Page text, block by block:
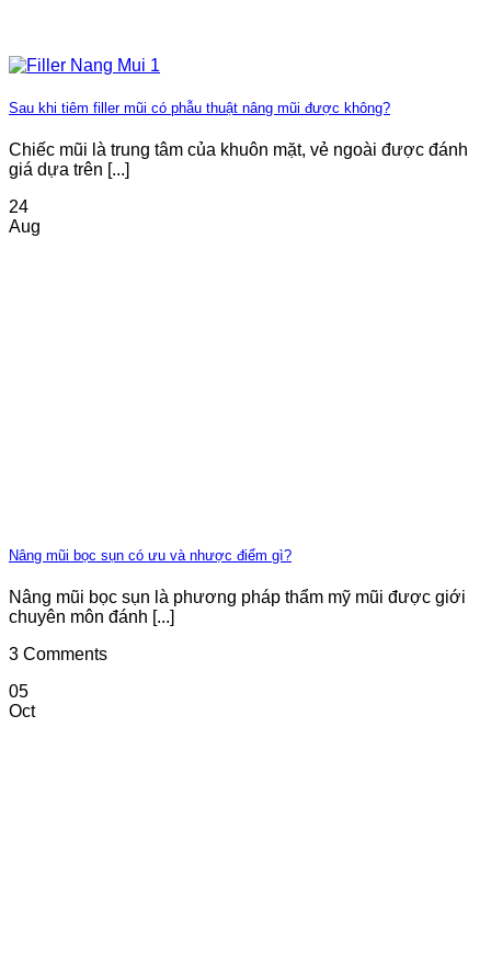
Sau khi tiêm filler mũi có phẫu thuật nâng mũi được không?
Chiếc mũi là trung tâm của khuôn mặt, vẻ ngoài được đánh
giá dựa trên [...]
24
Aug
Nâng mũi bọc sụn có ưu và nhược điểm gì?
Nâng mũi bọc sụn là phương pháp thẩm mỹ mũi được giới
chuyên môn đánh [...]
3 Comments
05
Oct